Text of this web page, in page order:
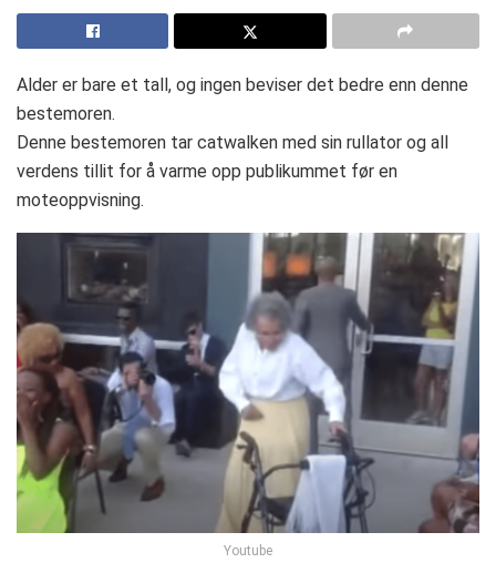
Alder er bare et tall, og ingen beviser det bedre enn denne
bestemoren.
Denne bestemoren tar catwalken med sin rullator og all
verdens tillit for å varme opp publikummet før en
moteoppvisning.
Youtube